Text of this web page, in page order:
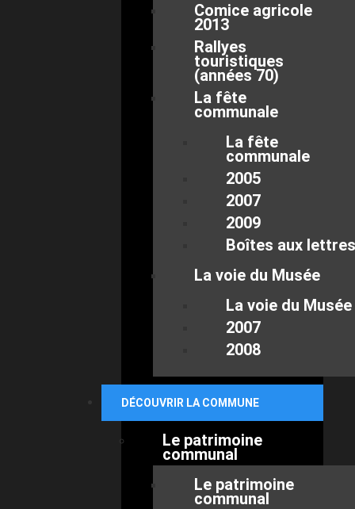
Comice agricole
2013
Rallyes
touristiques
(années 70)
La fête
communale
La fête
communale
2005
2007
2009
Boîtes aux lettres
La voie du Musée
La voie du Musée
2007
2008
DÉCOUVRIR LA COMMUNE
Le patrimoine
communal
Le patrimoine
communal